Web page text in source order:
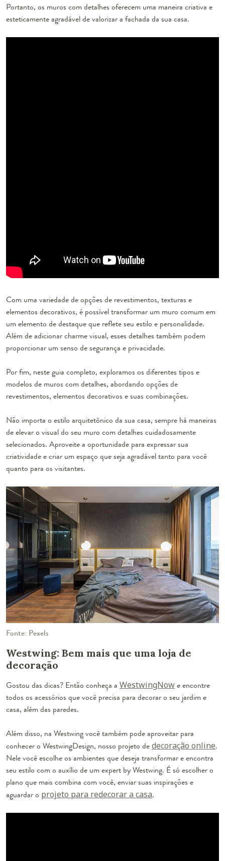
Portanto, os muros com detalhes oferecem uma maneira criativa e
esteticamente agradável de valorizar a fachada da sua casa.
Com uma variedade de opções de revestimentos, texturas e
elementos decorativos, é possível transformar um muro comum em
um elemento de destaque que reflete seu estilo e personalidade.
Além de adicionar charme visual, esses detalhes também podem
proporcionar um senso de segurança e privacidade.
Por fim, neste guia completo, exploramos os diferentes tipos e
modelos de muros com detalhes, abordando opções de
revestimentos, elementos decorativos e suas combinações.
Não importa o estilo arquitetônico da sua casa, sempre há maneiras
de elevar o visual do seu muro com detalhes cuidadosamente
selecionados. Aproveite a oportunidade para expressar sua
criatividade e criar um espaço que seja agradável tanto para você
quanto para os visitantes.
Fonte: Pexels
Westwing: Bem mais que uma loja de
decoração
Gostou das dicas? Então conheça a WestwingNowe encontre
todos os acessórios que você precisa para decorar o seu jardim e
casa, além das paredes.
Além disso, na Westwing você também pode aproveitar para
conhecer o WestwingDesign, nosso projeto dedecoração online.
Nele você escolhe os ambientes que deseja transformar e encontra
seu estilo com o auxílio de um expert by Westwing. É só escolher o
plano que mais combina com você, enviar suas inspirações e
aguardar o projeto para redecorar a casa.